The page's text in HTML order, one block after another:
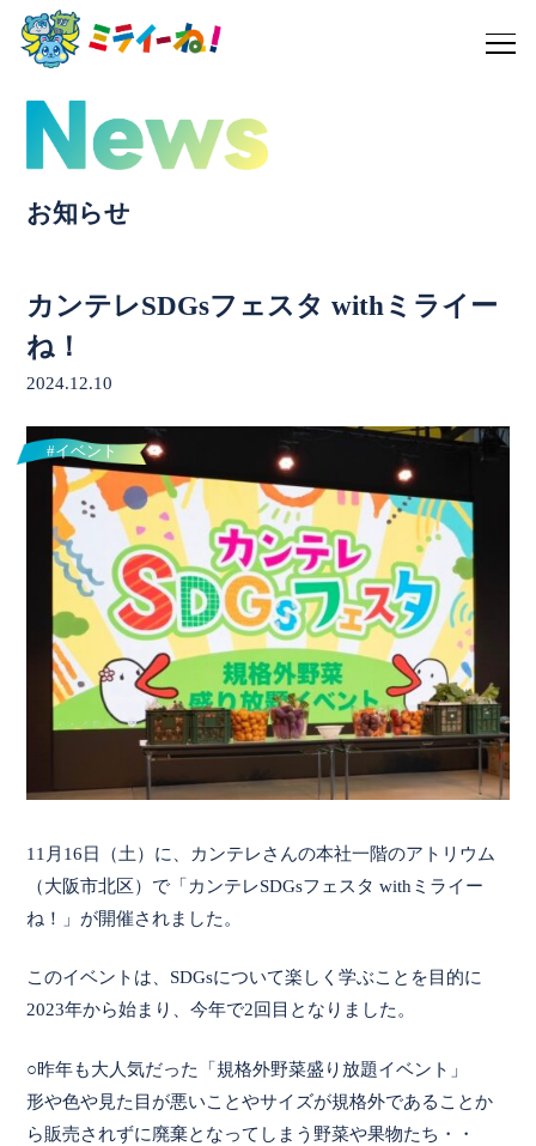
お知らせ
カンテレSDGsフェスタ withミライー
ね！
2024.12.10
#イベント
11月16日（土）に、カンテレさんの本社一階のアトリウム
（大阪市北区）で「カンテレSDGsフェスタ withミライー
ね！」が開催されました。
このイベントは、SDGsについて楽しく学ぶことを目的に
2023年から始まり、今年で2回目となりました。
○昨年も大人気だった「規格外野菜盛り放題イベント」
形や色や見た目が悪いことやサイズが規格外であることか
ら販売されずに廃棄となってしまう野菜や果物たち・・